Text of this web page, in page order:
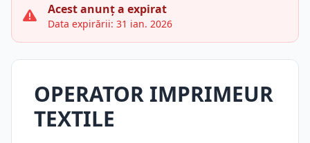
Acest anunț a expirat
Data expirării: 31 ian. 2026
OPERATOR IMPRIMEUR
TEXTILE